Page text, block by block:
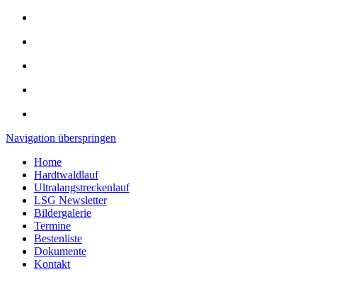
Navigation überspringen
Home
Hardtwaldlauf
Ultralangstreckenlauf
LSG Newsletter
Bildergalerie
Termine
Bestenliste
Dokumente
Kontakt